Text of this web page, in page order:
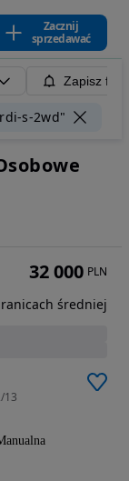
Zacznij
sprzedawać
Zapisz
s-2wd"
13
32 000 PLN
średniej